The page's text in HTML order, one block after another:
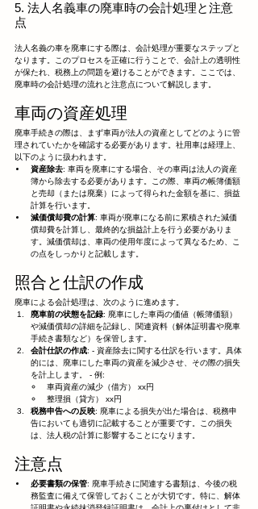
5. 法人名義車の廃車時の会計処理と注意
点
法人名義の車を廃車にする際は、会計処理が重要なステップと
なります。このプロセスを正確に行うことで、会計上の透明性
が保たれ、税務上の問題を避けることができます。ここでは、
廃車時の会計処理の流れと注意点について解説します。
車両の資産処理
廃車手続きの際は、まず車両が法人の資産としてどのように管
理されていたかを確認する必要があります。社用車は経理上、
以下のように扱われます。
資産除去: 車両を廃車にする場合、その車両は法人の資産
簿から除去する必要があります。この際、車両の帳簿価額
と売却（または廃棄）によって得られた金額を基に、損益
計算を行います。
減価償却費の計算: 車両が廃車になる前に累積された減価
償却費を計算し、最終的な損益計上を行う必要がありま
す。減価償却は、車両の使用年度によって異なるため、こ
の点をしっかりと記載します。
照合と仕訳の作成
廃車による会計処理は、次のように進めます。
廃車前の状態を記録: 廃車にした車両の価値（帳簿価額）
や減価償却の詳細を記録し、関連資料（解体証明書や廃車
手続き書類など）を保管します。
会計仕訳の作成: - 資産除去に関する仕訳を行います。具体
的には、廃車にした車両の資産を減少させ、その際の損失
を計上します。 - 例:
車両資産の減少（借方） xx円
整理損（貸方） xx円
税務申告への反映: 廃車による損失が出た場合は、税務申
告においても適切に記載することが重要です。この損失
は、法人税の計算に影響することになります。
注意点
必要書類の保管: 廃車手続きに関連する書類は、今後の税
務監査に備えて保管しておくことが大切です。特に、解体